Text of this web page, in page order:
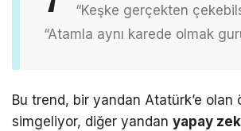
“Keşke gerçekten
“Atamla aynı karede olmak
Bu trend, bir yandan Atatürk’e olan
simgeliyor, diğer yandan yapay